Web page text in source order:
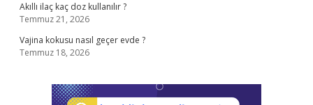
Akıllı ilaç kaç doz kullanılır ?
Temmuz 21, 2026
Vajina kokusu nasıl geçer evde ?
Temmuz 18, 2026